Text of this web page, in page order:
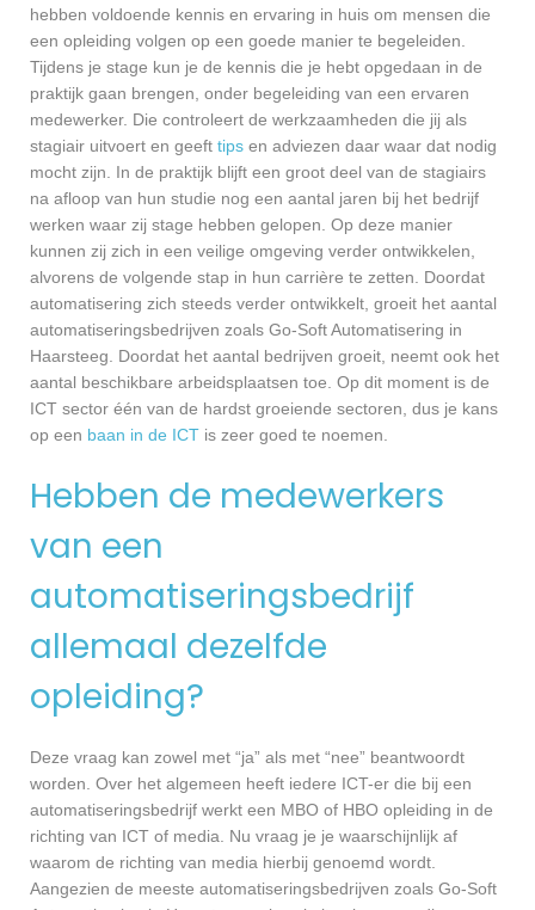
hebben voldoende kennis en ervaring in huis om mensen die
een opleiding volgen op een goede manier te begeleiden.
Tijdens je stage kun je de kennis die je hebt opgedaan in de
praktijk gaan brengen, onder begeleiding van een ervaren
medewerker. Die controleert de werkzaamheden die jij als
stagiair uitvoert en geeft tips en adviezen daar waar dat nodig
mocht zijn. In de praktijk blijft een groot deel van de stagiairs
na afloop van hun studie nog een aantal jaren bij het bedrijf
werken waar zij stage hebben gelopen. Op deze manier
kunnen zij zich in een veilige omgeving verder ontwikkelen,
alvorens de volgende stap in hun carrière te zetten. Doordat
automatisering zich steeds verder ontwikkelt, groeit het aantal
automatiseringsbedrijven zoals Go-Soft Automatisering in
Haarsteeg. Doordat het aantal bedrijven groeit, neemt ook het
aantal beschikbare arbeidsplaatsen toe. Op dit moment is de
ICT sector één van de hardst groeiende sectoren, dus je kans
op een baan in de ICT is zeer goed te noemen.
Hebben de medewerkers
van een
automatiseringsbedrijf
allemaal dezelfde
opleiding?
Deze vraag kan zowel met “ja” als met “nee” beantwoordt
worden. Over het algemeen heeft iedere ICT-er die bij een
automatiseringsbedrijf werkt een MBO of HBO opleiding in de
richting van ICT of media. Nu vraag je je waarschijnlijk af
waarom de richting van media hierbij genoemd wordt.
Aangezien de meeste automatiseringsbedrijven zoals Go-Soft